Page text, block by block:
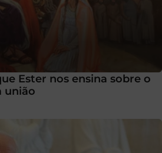
Ester nos ensina sobre o
união